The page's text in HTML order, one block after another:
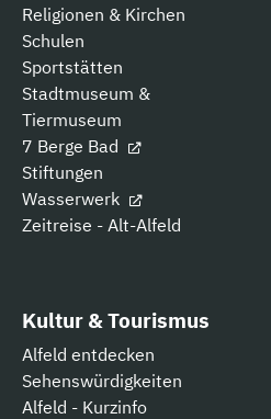
Religionen & Kirchen
Schulen
Sportstätten
Stadtmuseum &
Tiermuseum
7 Berge Bad
Stiftungen
Wasserwerk
Zeitreise - Alt-Alfeld
Kultur & Tourismus
Alfeld entdecken
Sehenswürdigkeiten
Alfeld - Kurzinfo